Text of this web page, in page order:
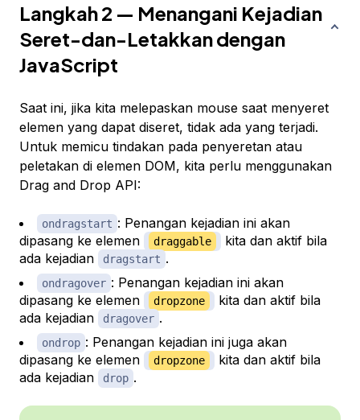
Langkah 2 — Menangani Kejadian
Seret-dan-Letakkan dengan
JavaScript
Saat ini, jika kita melepaskan mouse saat menyeret
elemen yang dapat diseret, tidak ada yang terjadi.
Untuk memicu tindakan pada penyeretan atau
peletakan di elemen DOM, kita perlu menggunakan
Drag and Drop API:
ondragstart : Penangan kejadian ini akan
dipasang ke elemen
draggable
kita dan aktif bila
ada kejadian
dragstart .
ondragover : Penangan kejadian ini akan
dipasang ke elemen
dropzone
kita dan aktif bila
ada kejadian
dragover .
ondrop : Penangan kejadian ini juga akan
dipasang ke elemen
dropzone
kita dan aktif bila
ada kejadian
drop .